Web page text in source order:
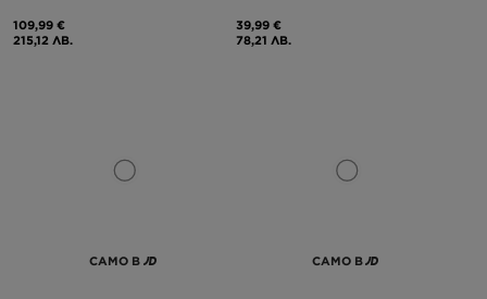
109,99 €
215,12 ЛВ.
39,99 €
78,21 ЛВ.
САМО В САМО В